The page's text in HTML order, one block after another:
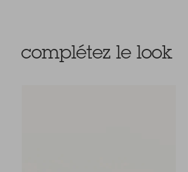
complétez le look